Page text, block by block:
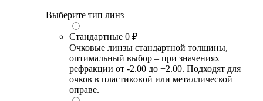
Выберите тип линз
Стандартные 0 ₽
Очковые линзы стандартной толщины,
оптимальный выбор – при значениях
рефракции от -2.00 до +2.00. Подходят для
очков в пластиковой или металлической
оправе.